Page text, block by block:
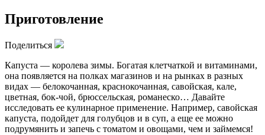
Приготовление
Поделиться
Капуста — королева зимы. Богатая клетчаткой и витаминами,
она появляется на полках магазинов и на рынках в разных
видах — белокочанная, краснокочанная, савойская, кале,
цветная, бок-чой, брюссельская, романеско… Давайте
исследовать ее кулинарное применение. Например, савойская
капуста, подойдет для голубцов и в суп, а еще ее можно
подрумянить и запечь с томатом и овощами, чем и займемся!